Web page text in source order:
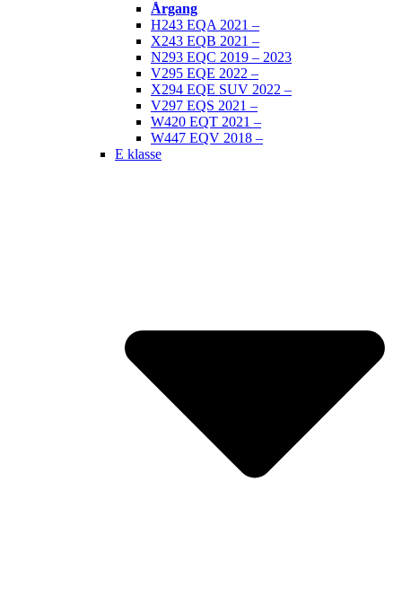
Årgang
H243 EQA 2021 –
X243 EQB 2021 –
N293 EQC 2019 – 2023
V295 EQE 2022 –
X294 EQE SUV 2022 –
V297 EQS 2021 –
W420 EQT 2021 –
W447 EQV 2018 –
E klasse